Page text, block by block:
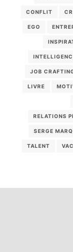
CONFLIT
EGO
JOB
LIVRE
RELATIONS
SERGE
TALENT